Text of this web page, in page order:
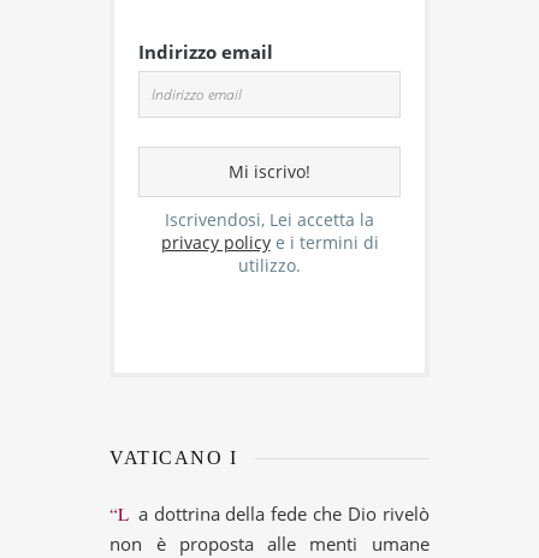
Indirizzo email
Iscrivendosi, Lei accetta la
privacy policye i termini di
utilizzo.
VATICANO I
“La dottrina della fede che Dio rivelò
non è proposta alle menti umane